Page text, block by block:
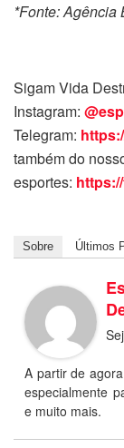
*Fonte: Agência
Sigam Vida
Instagram:
Telegram:
também do
esportes:
Sobre Últimos
A partir de
especialmente
e muito mais.